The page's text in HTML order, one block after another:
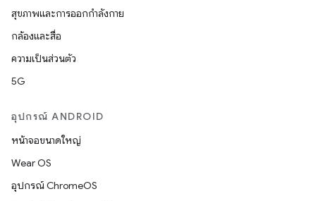
สุขภาพและการออกกำลังกาย
กล้องและสื่อ
ความเป็นส่วนตัว
5G
อุปกรณ์ ANDROID
หน้าจอขนาดใหญ่
Wear OS
อุปกรณ์ ChromeOS